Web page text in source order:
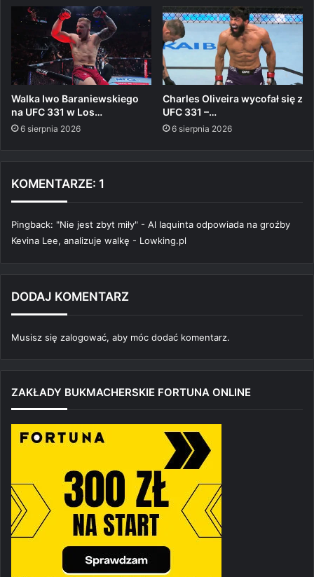
Walka Iwo Baraniewskiego
na UFC 331 w Los…
6 sierpnia 2026
Charles Oliveira wycofał się z
UFC 331 –…
6 sierpnia 2026
KOMENTARZE: 1
Pingback: "Nie jest zbyt miły" - Al Iaquinta odpowiada na groźby
Kevina Lee, analizuje walkę - Lowking.pl
DODAJ KOMENTARZ
Musisz się zalogować, aby móc dodać komentarz.
ZAKŁADY BUKMACHERSKIE FORTUNA ONLINE